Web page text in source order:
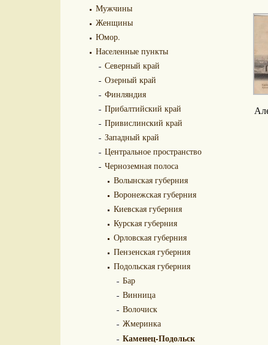
Мужчины
Женщины
Юмор.
Населенные пункты
Северный край
Озерный край
Финляндия
Прибалтийский край
Привислинский край
Западный край
Центральное пространство
Черноземная полоса
Волынская губерния
Воронежская губерния
Киевская губерния
Курская губерния
Орловская губерния
Пензенская губерния
Подольская губерния
Бар
Винница
Волочиск
Жмеринка
Каменец-Подольск